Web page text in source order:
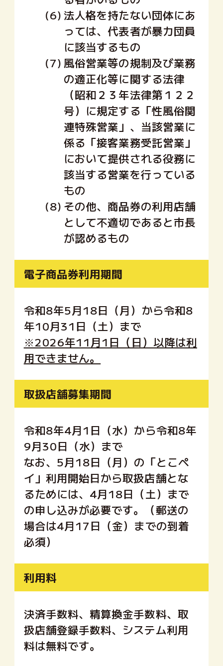
(6)法人格を持たない団体にあ
っては、代表者が暴力団員
に該当するもの
(7) 風俗営業等の規制及び業務
の適正化等に関する法律
（昭和２３年法律第１２２
号）に規定する「性風俗関
連特殊営業」、当該営業に
係る「接客業務受託営業」
において提供される役務に
該当する営業を行っている
もの
(8) その他、商品券の利用店舗
として不適切であると市長
が認めるもの
電子商品券利用期間
令和8年5月18日（月）から令和8
年10月31日（土）まで
※2026年11月1日（日）以降は利
用できません。
取扱店舗募集期間
令和8年4月1日（水）から令和8年
9月30日（水）まで
なお、5月18日（月）の「とこペ
イ」利用開始日から取扱店舗とな
るためには、4月18日（土）まで
の申し込みが必要です。（郵送の
場合は4月17日（金）までの到着
必須）
利用料
決済手数料、精算換金手数料、取
扱店舗登録手数料、システム利用
料は無料です。